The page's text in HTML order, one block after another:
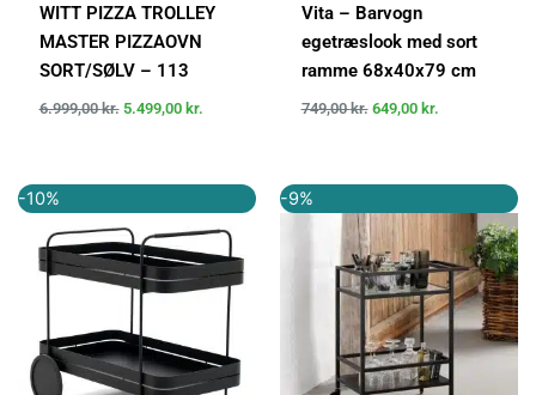
WITT PIZZA TROLLEY
MASTER PIZZAOVN
SORT/SØLV – 113
6.999,00kr. 5.499,00 kr.
Vita – Barvogn
egetræslook med sort
ramme 68x40x79 cm
749,00kr. 649,00 kr.
-10%
oprindelige
pris
var:
4.799,00 kr..
aktuelle
pris
er:
4.319,10 kr..
-9%
oprindelige
pris
var:
1.099,00 kr..
aktuelle
pris
er:
999,00 kr..